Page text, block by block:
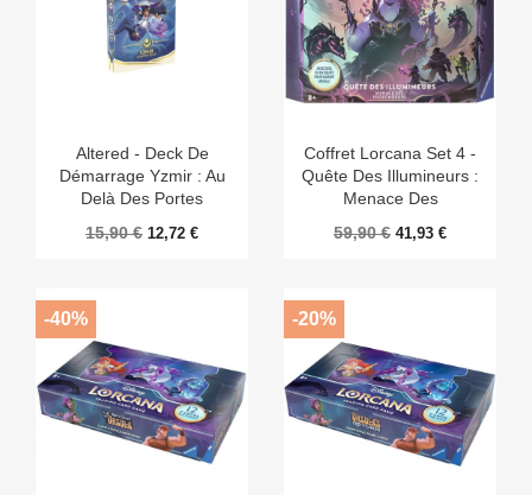
Altered - Deck De
Démarrage Yzmir : Au
Delà Des Portes
15,90 € 12,72 €
Coffret Lorcana Set 4 -
Quête Des Illumineurs :
Menace Des
59,90 € 41,93 €
-40% -20%